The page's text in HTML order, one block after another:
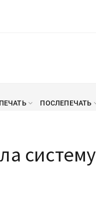
ПЕЧАТЬ ПОСЛЕПЕЧАТЬ
систему